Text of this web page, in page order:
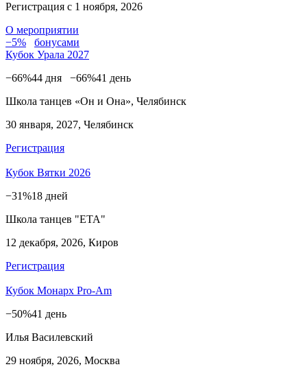
Регистрация с 1 ноября, 2026
О мероприятии
−5%
бонусами
Кубок Урала 2027
−66%44 дня −66%41 день
Школа танцев «Он и Она», Челябинск
30 января, 2027, Челябинск
Регистрация
Кубок Вятки 2026
−31%18 дней
Школа танцев "ЕТА"
12 декабря, 2026, Киров
Регистрация
Кубок Монарх Pro-Am
−50%41 день
Илья Василевский
29 ноября, 2026, Москва